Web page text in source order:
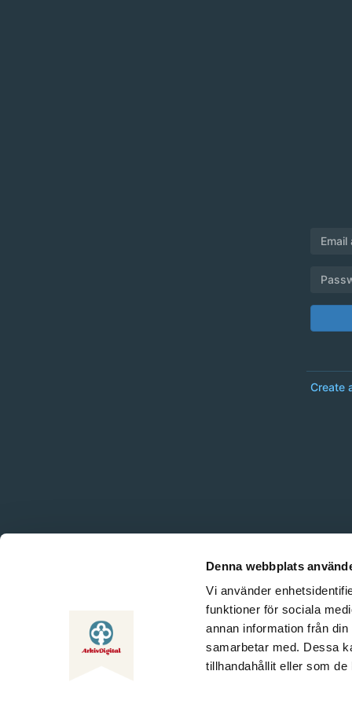
Denna webbplats
Vi använder
funktioner för sociala
annan information från
samarbetar med. Dessa
tillhandahållit eller som
Create